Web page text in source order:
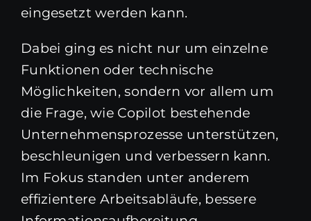
eingesetzt werden kann.
Dabei ging es nicht nur um einzelne
Funktionen oder technische
Möglichkeiten, sondern vor allem um
die Frage, wie Copilot bestehende
Unternehmensprozesse unterstützen,
beschleunigen und verbessern kann.
Im Fokus standen unter anderem
effizientere Arbeitsabläufe, bessere